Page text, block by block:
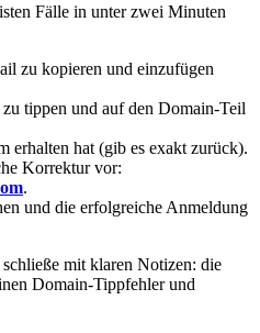
Fälle in unter zwei Minuten
zu kopieren und einzufügen
tippen und auf den Domain‑Teil
erhalten hat (gib es exakt zurück).
Korrektur vor:
.
und die erfolgreiche Anmeldung
mit klaren Notizen: die
Domain‑Tippfehler und